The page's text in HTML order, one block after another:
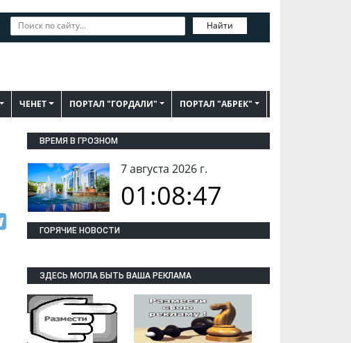
Найти
ЧЕНЕТ ПОРТАЛ "ГОРДАЛИ" ПОРТАЛ "АБРЕК"
ВРЕМЯ В ГРОЗНОМ
7 августа 2026 г.
01:08:48
ГОРЯЧИЕ НОВОСТИ
ЗДЕСЬ МОГЛА БЫТЬ ВАША РЕКЛАМА